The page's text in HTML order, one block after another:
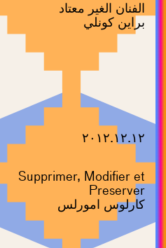
الفنان الغير معتاد
براين كونلي
٢٠١٢.١٢.١٢
Supprimer, Modifier et
Preserver
كارلوس امورلس